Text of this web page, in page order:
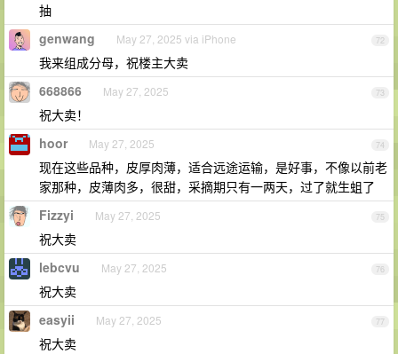
抽
72
genwang May 27, 2025 via iPhone
我来组成分母，祝楼主大卖
73
668866 May 27, 2025
祝大卖！
74
hoor May 27, 2025
现在这些品种，皮厚肉薄，适合远途运输，是好事，不像以前老
家那种，皮薄肉多，很甜，采摘期只有一两天，过了就生蛆了
75
Fizzyi May 27, 2025
祝大卖
76
lebcvu May 27, 2025
祝大卖
77
easyii May 27, 2025
祝大卖